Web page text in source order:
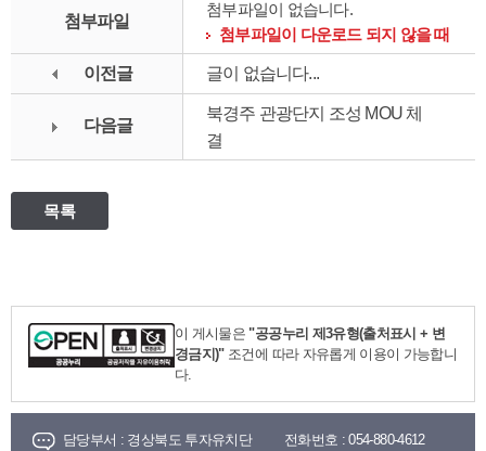
첨부파일
첨부파일이 없습니다.
첨부파일이 다운로드 되지 않을 때
이전글 글이 없습니다...
다음글
북경주 관광단지 조성 MOU 체
결
목록
이 게시물은 "공공누리 제3유형(출처표시 + 변
경금지)"조건에 따라 자유롭게 이용이 가능합니
다.
담당부서 : 경상북도 투자유치단 전화번호 : 054-880-4612